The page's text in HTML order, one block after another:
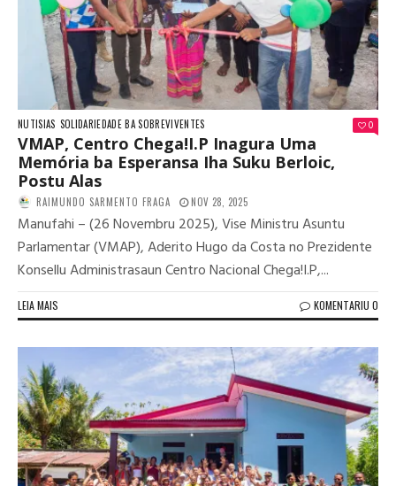
NUTISIAS SOLIDARIEDADE BA SOBREVIVENTES 0
VMAP, Centro Chega!I.P Inagura Uma
Memória ba Esperansa Iha Suku Berloic,
Postu Alas
RAIMUNDO SARMENTO FRAGA NOV 28, 2025
Manufahi – (26 Novembru 2025), Vise Ministru Asuntu
Parlamentar (VMAP), Aderito Hugo da Costa no Prezidente
Konsellu Administrasaun Centro Nacional Chega!I.P,...
LEIA MAIS KOMENTARIU 0